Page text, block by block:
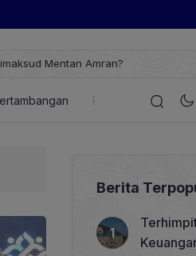
Energi Korporasi
Berita